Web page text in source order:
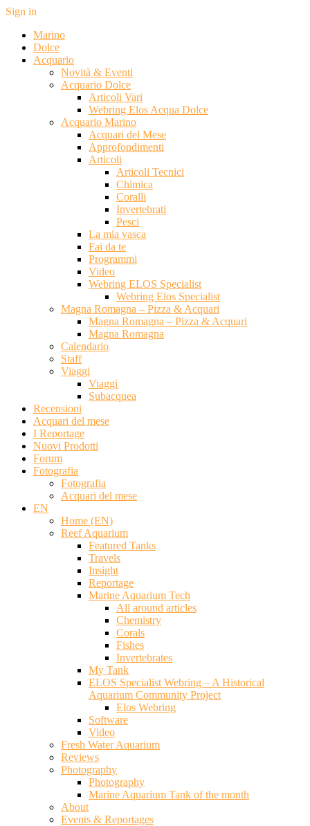
Sign in
Marino
Dolce
Acquario
Novità & Eventi
Acquario Dolce
Articoli Vari
Webring Elos Acqua Dolce
Acquario Marino
Acquari del Mese
Approfondimenti
Articoli
Articoli Tecnici
Chimica
Coralli
Invertebrati
Pesci
La mia vasca
Fai da te
Programmi
Video
Webring ELOS Specialist
Webring Elos Specialist
Magna Romagna – Pizza & Acquari
Magna Romagna – Pizza & Acquari
Magna Romagna
Calendario
Staff
Viaggi
Viaggi
Subacquea
Recensioni
Acquari del mese
I Reportage
Nuovi Prodotti
Forum
Fotografia
Fotografia
Acquari del mese
EN
Home (EN)
Reef Aquarium
Featured Tanks
Travels
Insight
Reportage
Marine Aquarium Tech
All around articles
Chemistry
Corals
Fishes
Invertebrates
My Tank
ELOS Specialist Webring – A Historical
Aquarium Community Project
Elos Webring
Software
Video
Fresh Water Aquarium
Reviews
Photography
Photography
Marine Aquarium Tank of the month
About
Events & Reportages